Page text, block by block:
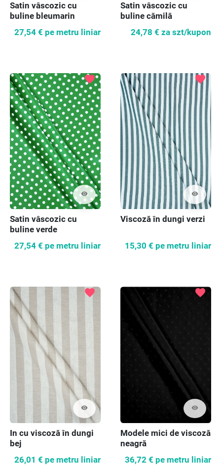
Satin vâscozic cu
buline bleumarin
27,54 € pe metru liniar
Satin vâscozic cu
buline cămilă
24,78 € za szt/kupon
visibility
favorite
Satin vâscozic cu
buline verde
27,54 € pe metru liniar
visibility
favorite
Viscoză în dungi verzi
15,30 € pe metru liniar
visibility
favorite
In cu viscoză în dungi
bej
26,01 € pe metru liniar
visibility
favorite
Modele mici de viscoză
neagră
36,72 € pe metru liniar